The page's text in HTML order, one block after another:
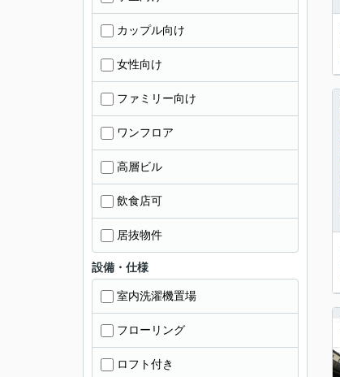
カップル向け
女性向け
ファミリー向け
ワンフロア
高層ビル
飲食店可
居抜物件
設備・仕様
室内洗濯機置場
フローリング
ロフト付き